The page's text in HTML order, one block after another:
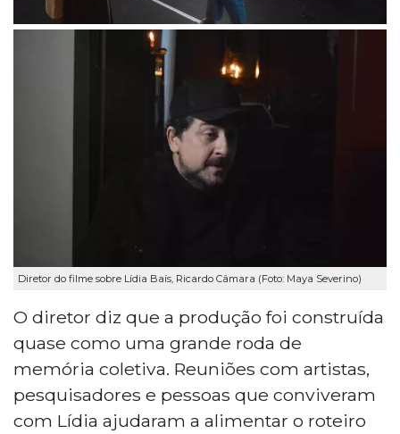
Diretor do filme sobre Lídia Baís, Ricardo Câmara (Foto: Maya Severino)
O diretor diz que a produção foi construída
quase como uma grande roda de
memória coletiva. Reuniões com artistas,
pesquisadores e pessoas que conviveram
com Lídia ajudaram a alimentar o roteiro